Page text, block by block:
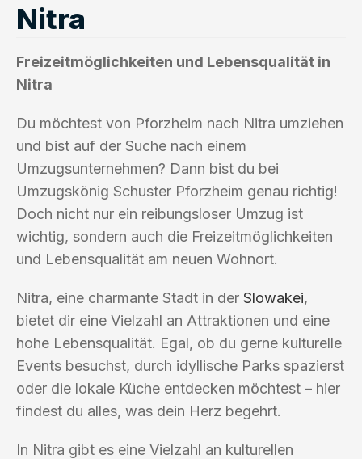
Nitra
Freizeitmöglichkeiten und Lebensqualität in
Nitra
Du möchtest von Pforzheim nach Nitra umziehen
und bist auf der Suche nach einem
Umzugsunternehmen? Dann bist du bei
Umzugskönig Schuster Pforzheim genau richtig!
Doch nicht nur ein reibungsloser Umzug ist
wichtig, sondern auch die Freizeitmöglichkeiten
und Lebensqualität am neuen Wohnort.
Nitra, eine charmante Stadt in der Slowakei,
bietet dir eine Vielzahl an Attraktionen und eine
hohe Lebensqualität. Egal, ob du gerne kulturelle
Events besuchst, durch idyllische Parks spazierst
oder die lokale Küche entdecken möchtest – hier
findest du alles, was dein Herz begehrt.
In Nitra gibt es eine Vielzahl an kulturellen